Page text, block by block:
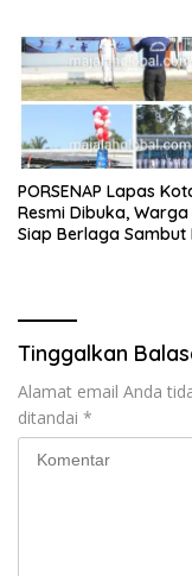
PORSENAP Lapas
Resmi Dibuka,
Siap Berlaga Sambut
Tinggalkan
Alamat email Anda
ditandai *